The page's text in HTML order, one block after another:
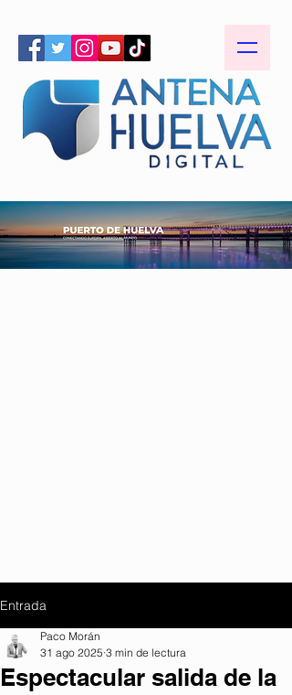
Entrada
Espectacular salida de la
Paco Morán
31 ago 2025 3 min de lectura